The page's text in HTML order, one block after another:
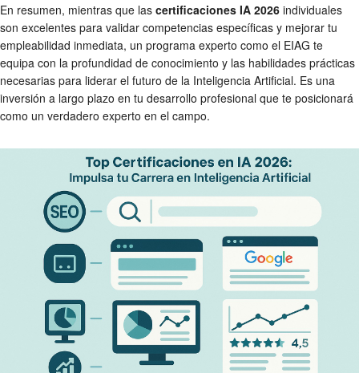
En resumen, mientras que las certificaciones IA 2026 individuales
son excelentes para validar competencias específicas y mejorar tu
empleabilidad inmediata, un programa experto como el EIAG te
equipa con la profundidad de conocimiento y las habilidades prácticas
necesarias para liderar el futuro de la Inteligencia Artificial. Es una
inversión a largo plazo en tu desarrollo profesional que te posicionará
como un verdadero experto en el campo.